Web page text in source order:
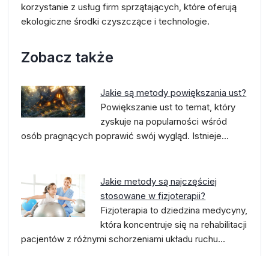
korzystanie z usług firm sprzątających, które oferują
ekologiczne środki czyszczące i technologie.
Zobacz także
Jakie są metody powiększania ust?
Powiększanie ust to temat, który
zyskuje na popularności wśród
osób pragnących poprawić swój wygląd. Istnieje…
Jakie metody są najczęściej
stosowane w fizjoterapii?
Fizjoterapia to dziedzina medycyny,
która koncentruje się na rehabilitacji
pacjentów z różnymi schorzeniami układu ruchu…